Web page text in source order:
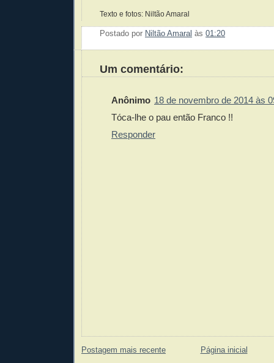
Texto e fotos: Niltão Amaral
Postado por Niltão Amaral às 01:20
Um comentário:
Anônimo 18 de novembro de 2014 às
Tóca-lhe o pau então Franco !!
Responder
Postagem mais recente Página inicial